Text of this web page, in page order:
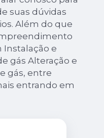
suas dúvidas
Além do que
e
gás Alteração e
gás, entre
entrando em